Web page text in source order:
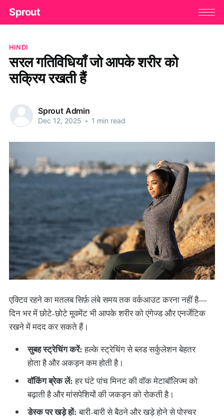
Sprout
HINDI
सरल गतिविधियाँ जो आपके शरीर को
सक्रिय रखती हैं
Sprout Admin
Dec 12, 2025 • 1 min read
एक्टिव रहने का मतलब सिर्फ़ लंबे समय तक वर्कआउट करना नहीं है—
दिन भर में छोटे-छोटे मूवमेंट भी आपके शरीर को एंगेज्ड और एनर्जेटिक
रखने में मदद कर सकते हैं।
सुबह स्ट्रेचिंग करें:हल्के स्ट्रेचिंग से ब्लड सर्कुलेशन बेहतर
होता है और अकड़न कम होती है।
वॉकिंग ब्रेक लें:हर घंटे पांच मिनट की वॉक मेटाबॉलिज्म को
बढ़ाती है और मांसपेशियों की जकड़न को रोकती है।
डेस्क पर खड़े हों:बारी-बारी से बैठने और खड़े होने से पोस्चर